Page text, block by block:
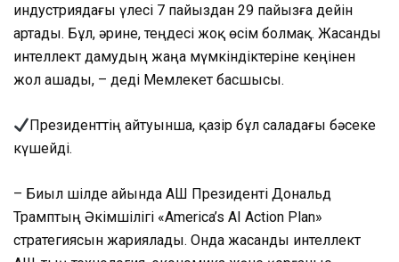
индустриядағы үлесі 7 пайыздан 29 пайызға дейін
артады. Бұл, әрине, теңдесі жоқ өсім болмақ. Жасанды
интеллект дамудың жаңа мүмкіндіктеріне кеңінен
жол ашады, – деді Мемлекет басшысы.
Президенттің айтуынша, қазір бұл саладағы бәсеке
күшейді.
– Биыл шілде айында АҚШ Президенті Дональд
Трамптың Әкімшілігі «America’s AI Action Plan»
стратегиясын жариялады. Онда жасанды интеллект